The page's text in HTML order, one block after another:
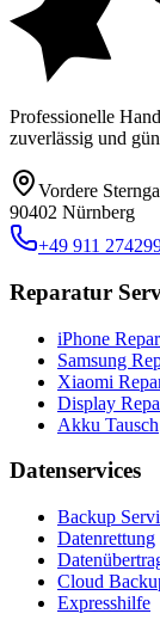
Professionelle
zuverlässig und
Vordere
90402 Nürnberg
+49 911
Reparatur
iPhone
Samsung
Xiaomi
Display
Akku Tausch
Datenservices
Backup
Datenrettung
Cloud
Expresshilfe